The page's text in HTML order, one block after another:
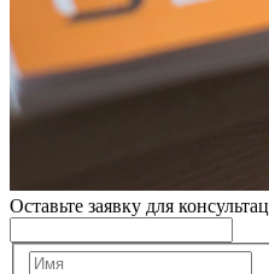
Оставьте заявку для